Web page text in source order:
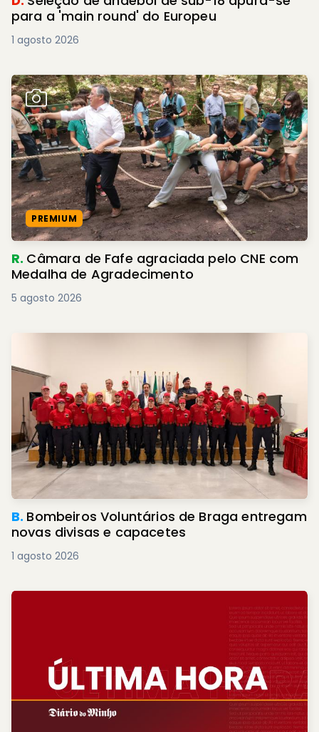
para a 'main round' do Europeu
1 agosto 2026
PREMIUM
R. Câmara de Fafe agraciada pelo CNE com
Medalha de Agradecimento
5 agosto 2026
B. Bombeiros Voluntários de Braga entregam
novas divisas e capacetes
1 agosto 2026